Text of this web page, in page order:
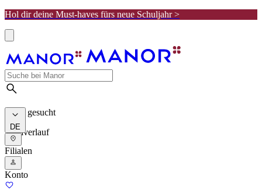
Hol dir deine Must-haves fürs neue Schuljahr >
Meist gesucht
Suchverlauf
DE
Filialen
Konto